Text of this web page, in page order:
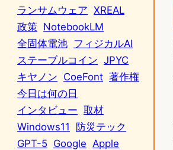
ランサムウェア XREAL
政策 NotebookLM
全固体電池 フィジカルAI
ステーブルコイン JPYC
キヤノン CoeFont 著作権
今日は何の日
インタビュー 取材
Windows11
防災テック
GPT-5 Google Apple